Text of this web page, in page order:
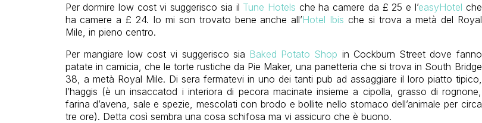
Per dormire low cost vi suggerisco sia il Tune Hotels che ha camere da £ 25 e l’easyHotel che
ha camere a £ 24. Io mi son trovato bene anche all’Hotel Ibis che si trova a metà del Royal
Mile, in pieno centro.
Per mangiare low cost vi suggerisco sia Baked Potato Shop in Cockburn Street dove fanno
patate in camicia, che le torte rustiche da Pie Maker, una panetteria che si trova in South Bridge
38, a metà Royal Mile. Di sera fermatevi in uno dei tanti pub ad assaggiare il loro piatto tipico,
l’haggis (è un insaccatod i interiora di pecora macinate insieme a cipolla, grasso di rognone,
farina d’avena, sale e spezie, mescolati con brodo e bollite nello stomaco dell’animale per circa
tre ore). Detta così sembra una cosa schifosa ma vi assicuro che è buono.